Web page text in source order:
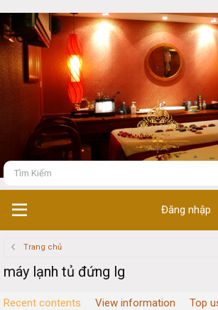
Đăng nhập
Trang chủ
máy lạnh tủ đứng lg
Recent contents View information Top